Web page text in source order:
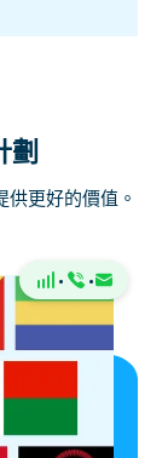
劃
更好的價值。
· ·